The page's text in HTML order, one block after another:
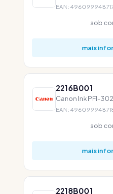
EAN:
sob
mais
2216B001
Canon Ink PFI-
EAN:
sob
mais
2218B001